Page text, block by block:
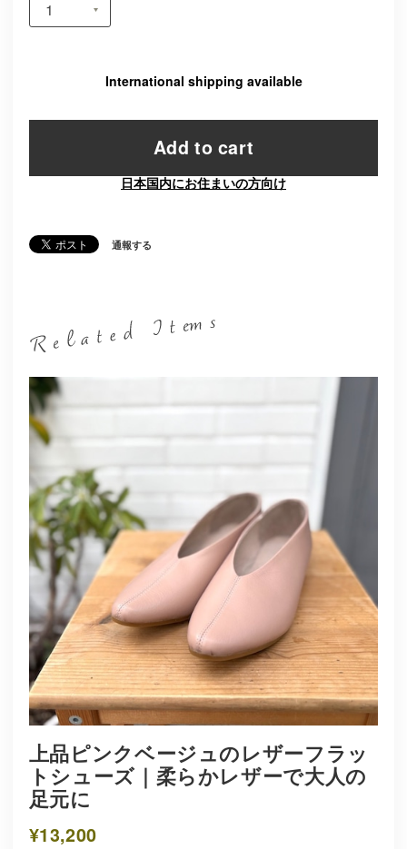
International shipping available
Add to cart
日本国内にお住まいの方向け
通報する
上品ピンクベージュのレザーフラッ
トシューズ｜柔らかレザーで大人の
足元に
¥13,200